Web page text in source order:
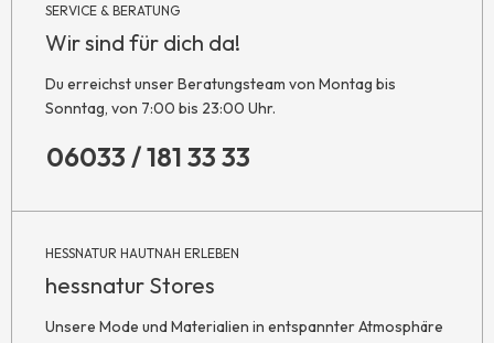
SERVICE & BERATUNG
Wir sind für dich da!
Du erreichst unser Beratungsteam von Montag bis
Sonntag, von 7:00 bis 23:00 Uhr.
06033 / 181 33 33
HESSNATUR HAUTNAH ERLEBEN
hessnatur Stores
Unsere Mode und Materialien in entspannter Atmosphäre